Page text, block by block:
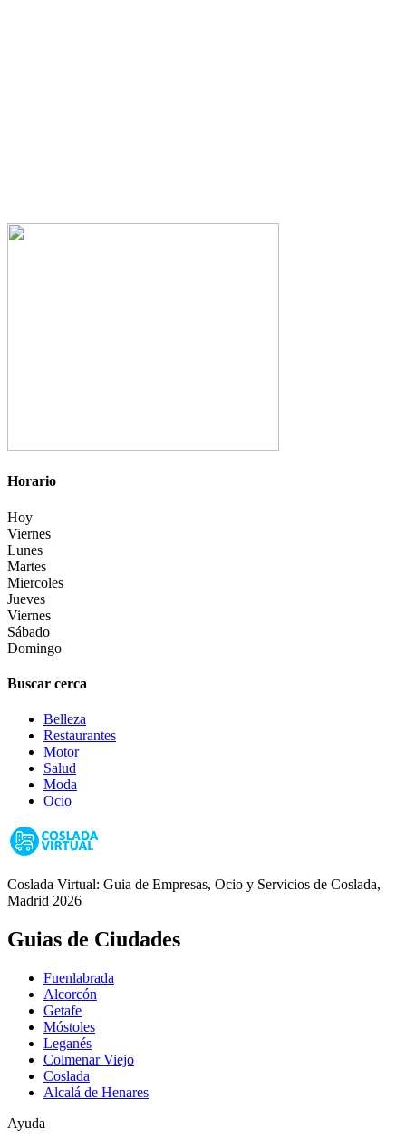
Horario
Hoy
Viernes
Lunes
Martes
Miercoles
Jueves
Viernes
Sábado
Domingo
Buscar cerca
Belleza
Restaurantes
Motor
Salud
Moda
Ocio
Coslada Virtual: Guia de Empresas, Ocio y Servicios de Coslada,
Madrid 2026
Guias de Ciudades
Fuenlabrada
Alcorcón
Getafe
Móstoles
Leganés
Colmenar Viejo
Coslada
Alcalá de Henares
Ayuda